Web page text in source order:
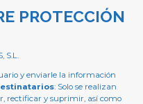
PROTECCIÓN
S.L.
y enviarle la información
: Solo se realizan
rectificar y suprimir, así como